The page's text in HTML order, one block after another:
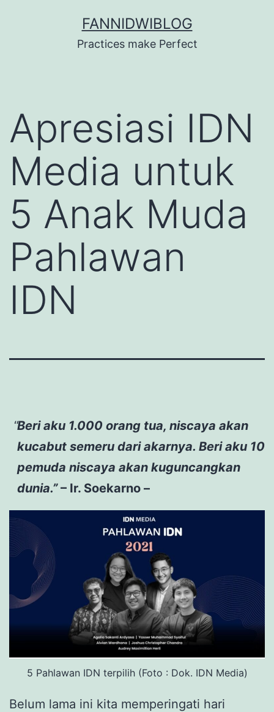
FANNIDWIBLOG
Practices make Perfect
Apresiasi IDN
Media untuk
5 Anak Muda
Pahlawan
IDN
Beri aku 1.000 orang tua, niscaya akan
kucabut semeru dari akarnya. Beri aku 10
pemuda niscaya akan kuguncangkan
dunia.”– Ir. Soekarno –
5 Pahlawan IDN terpilih (Foto : Dok. IDN Media)
Belum lama ini kita memperingati hari